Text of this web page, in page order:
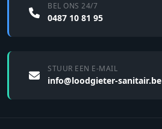
BEL ONS 24/7
0487 10 81 95
STUUR EEN E-MAIL
info@loodgieter-sanitair.be